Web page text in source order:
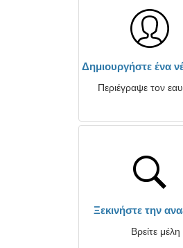
Δημιουργήστε ένα
Περιέγραψε τον
Ξεκινήστε την
Βρείτε μέλη